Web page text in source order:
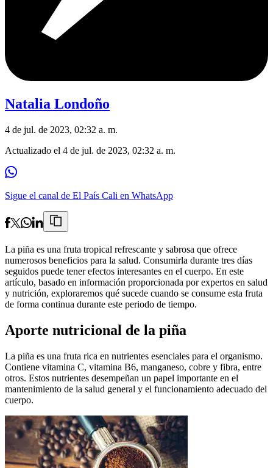
Natalia Londoño
4 de jul. de 2023, 02:32 a. m.
Actualizado el 4 de jul. de 2023, 02:32 a. m.
Sigue el canal de El País Cali en WhatsApp
La piña es una fruta tropical refrescante y sabrosa que ofrece
numerosos beneficios para la salud. Consumirla durante tres días
seguidos puede tener efectos interesantes en el cuerpo. En este
artículo, basado en información proporcionada por expertos en salud
y nutrición, exploraremos qué sucede cuando se consume esta fruta
de forma continua durante este periodo de tiempo.
Aporte nutricional de la piña
La piña es una fruta rica en nutrientes esenciales para el organismo.
Contiene vitamina C, vitamina B6, manganeso, cobre y fibra, entre
otros. Estos nutrientes desempeñan un papel importante en el
mantenimiento de la salud general y el funcionamiento adecuado del
cuerpo.